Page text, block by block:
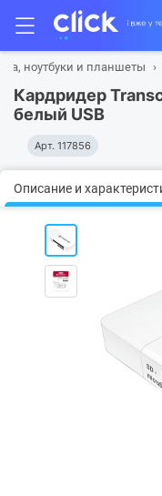
ноутбуки и планшеты
Кардридер
белый USB
Арт. 117856
Описание и